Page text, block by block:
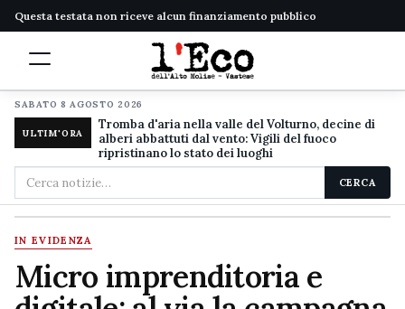
Questa testata non riceve alcun finanziamento pubblico
SABATO 8 AGOSTO 2026
ULTIM'ORA
Tromba d'aria nella valle del Volturno, decine di
alberi abbattuti dal vento: Vigili del fuoco
ripristinano lo stato dei luoghi
Cerca
nel
sito
CERCA
IN EVIDENZA
Micro imprenditoria e